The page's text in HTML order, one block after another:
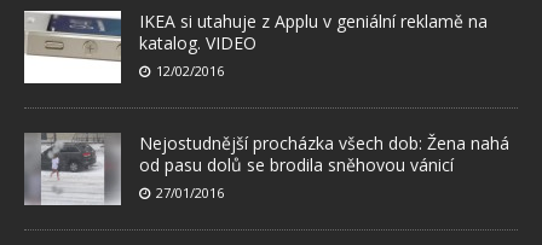
IKEA si utahuje z Applu v geniální reklamě na
katalog. VIDEO
12/02/2016
Nejostudnější procházka všech dob: Žena nahá
od pasu dolů se brodila sněhovou vánicí
27/01/2016